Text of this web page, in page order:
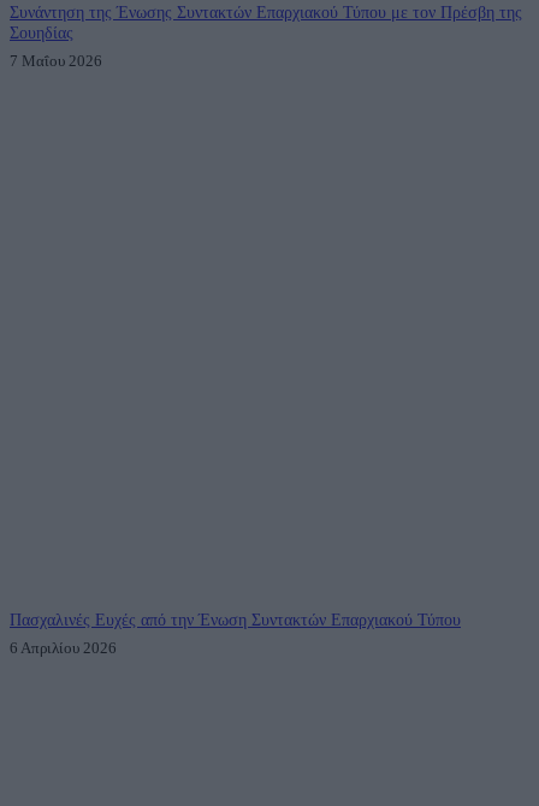
Συνάντηση της Ένωσης Συντακτών Επαρχιακού Τύπου με τον Πρέσβη της
Σουηδίας
7 Μαΐου 2026
Πασχαλινές Ευχές από την Ένωση Συντακτών Επαρχιακού Τύπου
6 Απριλίου 2026